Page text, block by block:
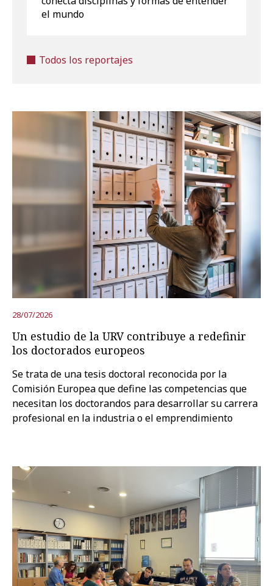
el mundo
Todos los reportajes
28/07/2026
Un estudio de la URV contribuye a redefinir
los doctorados europeos
Se trata de una tesis doctoral reconocida por la
Comisión Europea que define las competencias que
necesitan los doctorandos para desarrollar su carrera
profesional en la industria o el emprendimiento